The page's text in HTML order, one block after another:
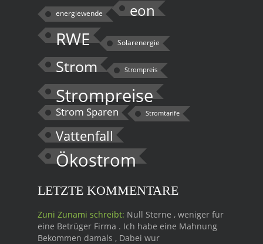
energiewende eon
RWE Solarenergie
Strom Strompreis
Strompreise
Strom Sparen Stromtarife
Vattenfall
Ökostrom
LETZTE KOMMENTARE
Zuni Zunami schreibt: Null Sterne , weniger für
eine Betrüger Firma . Ich habe eine Mahnung
Bekommen damals , Dabei wur